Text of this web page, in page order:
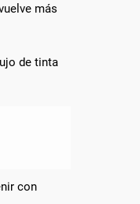
más
de tinta
con